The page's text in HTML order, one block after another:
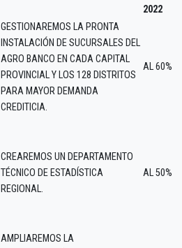
2022
GESTIONAREMOS LA PRONTA
INSTALACIÓN DE SUCURSALES DEL
AGRO BANCO EN CADA CAPITAL
PROVINCIAL Y LOS 128 DISTRITOS
PARA MAYOR DEMANDA
CREDITICIA.
AL 60%
CREAREMOS UN DEPARTAMENTO
TÉCNICO DE ESTADÍSTICA
REGIONAL.
AL 50%
AMPLIAREMOS LA